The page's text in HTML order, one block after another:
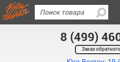
8 (499)
Заказ